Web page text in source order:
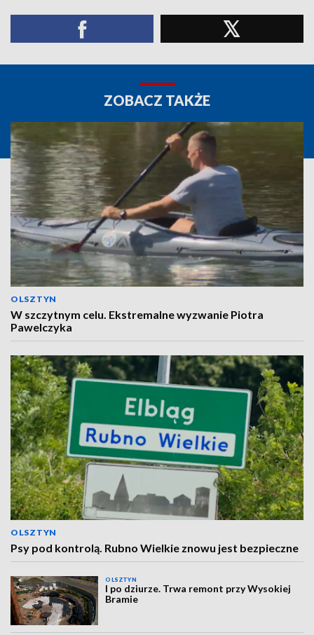
ZOBACZ TAKŻE
OLSZTYN
W szczytnym celu. Ekstremalne wyzwanie Piotra
Pawelczyka
OLSZTYN
Psy pod kontrolą. Rubno Wielkie znowu jest bezpieczne
OLSZTYN
I po dziurze. Trwa remont przy Wysokiej
Bramie